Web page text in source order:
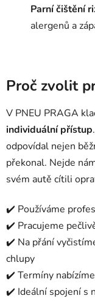
Parní čištění
alergenů a
Proč zvolit
V PNEU PRAGA
individuální přístup
odpovídal nejen
překonal. Nejde
svém autě cítili
✔️ Používáme
✔️ Pracujeme
✔️ Na přání
chlupy
✔️ Termíny
✔️ Ideální spojení s